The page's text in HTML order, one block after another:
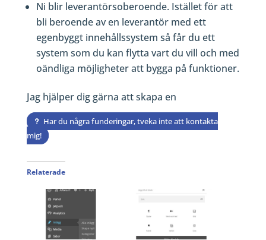
Ni blir leverantörsoberoende. Istället för att
bli beroende av en leverantör med ett
egenbyggt innehållssystem så får du ett
system som du kan flytta vart du vill och med
oändliga möjligheter att bygga på funktioner.
Jag hjälper dig gärna att skapa en
Har du några funderingar, tveka inte att kontakta
mig!
Relaterade